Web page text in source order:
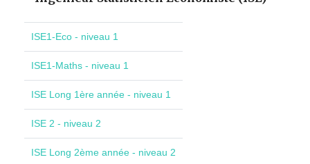
ISE1-Eco - niveau 1
ISE1-Maths - niveau 1
ISE Long 1ère année - niveau 1
ISE 2 - niveau 2
ISE Long 2ème année - niveau 2